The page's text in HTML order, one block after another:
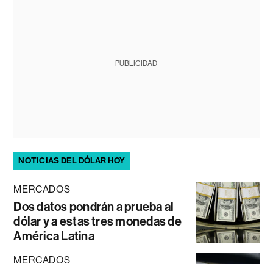
PUBLICIDAD
NOTICIAS DEL DÓLAR HOY
MERCADOS
Dos datos pondrán a prueba al
dólar y a estas tres monedas de
América Latina
MERCADOS